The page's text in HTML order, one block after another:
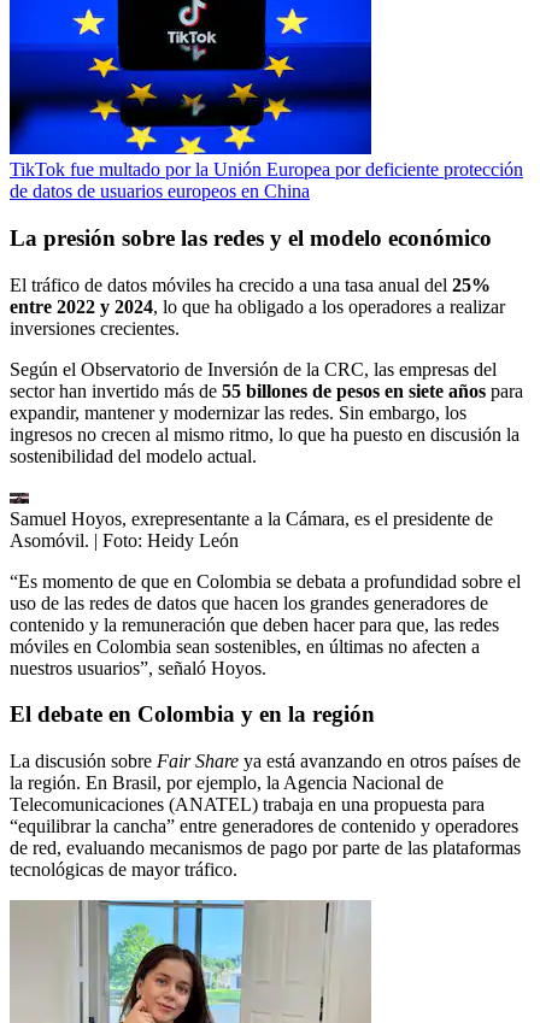
TikTok fue multado por la Unión Europea por deficiente protección
de datos de usuarios europeos en China
La presión sobre las redes y el modelo económico
El tráfico de datos móviles ha crecido a una tasa anual del 25%
entre 2022 y 2024, lo que ha obligado a los operadores a realizar
inversiones crecientes.
Según el Observatorio de Inversión de la CRC, las empresas del
sector han invertido más de 55 billones de pesos en siete años para
expandir, mantener y modernizar las redes. Sin embargo, los
ingresos no crecen al mismo ritmo, lo que ha puesto en discusión la
sostenibilidad del modelo actual.
Samuel Hoyos, exrepresentante a la Cámara, es el presidente de
Asomóvil. | Foto: Heidy León
“Es momento de que en Colombia se debata a profundidad sobre el
uso de las redes de datos que hacen los grandes generadores de
contenido y la remuneración que deben hacer para que, las redes
móviles en Colombia sean sostenibles, en últimas no afecten a
nuestros usuarios”, señaló Hoyos.
El debate en Colombia y en la región
La discusión sobre Fair Share ya está avanzando en otros países de
la región. En Brasil, por ejemplo, la Agencia Nacional de
Telecomunicaciones (ANATEL) trabaja en una propuesta para
“equilibrar la cancha” entre generadores de contenido y operadores
de red, evaluando mecanismos de pago por parte de las plataformas
tecnológicas de mayor tráfico.